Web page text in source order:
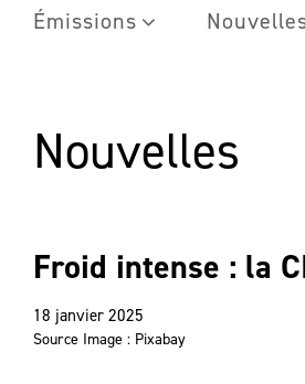
Émissions
Nouvelles
Froid intense : la
18 janvier 2025
Source Image : Pixabay